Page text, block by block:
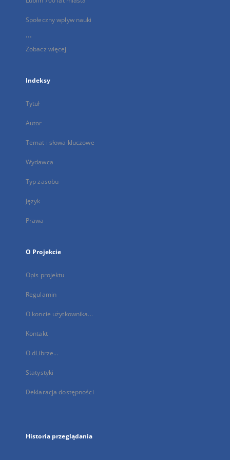
Społeczny wpływ nauki
...
Zobacz więcej
Indeksy
Tytuł
Autor
Temat i słowa kluczowe
Wydawca
Typ zasobu
Język
Prawa
O Projekcie
Opis projektu
Regulamin
O koncie użytkownika...
Kontakt
O dLibrze...
Statystyki
Deklaracja dostępności
Historia przeglądania